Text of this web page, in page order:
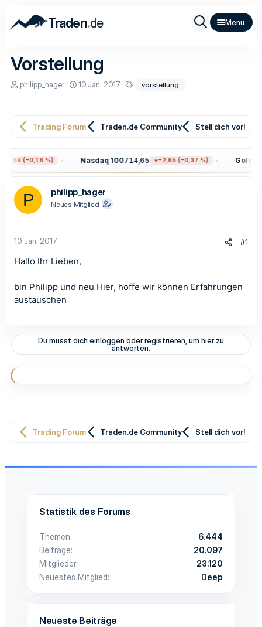
Traden.de
Vorstellung
E
r
l
r
philipp_hager
E
l
a
10 Jan. 2017
g
r
vorstellung
Trading Forum Traden.de Community Stell dich vor!
(−0,18 %) Nasdaq 100714,65 −2,65 (−0,37 %) Gold
P philipp_hager
Neues Mitglied
10 Jan. 2017 #1
Hallo Ihr Lieben,
bin Philipp und neu Hier, hoffe wir können Erfahrungen
austauschen
Du musst dich einloggen oder registrieren, um hier zu
antworten.
Trading Forum Traden.de Community Stell dich vor!
Statistik des Forums
Themen
6.444
Beiträge
20.097
Mitglieder
23.120
Neuestes Mitglied
Deep
Neueste Beiträge